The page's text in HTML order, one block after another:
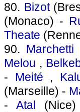
80. Bizot
(Monaco) -
Theate
90. Marchetti
Melou ,
- Meité ,
(Marseille) -
-Atal